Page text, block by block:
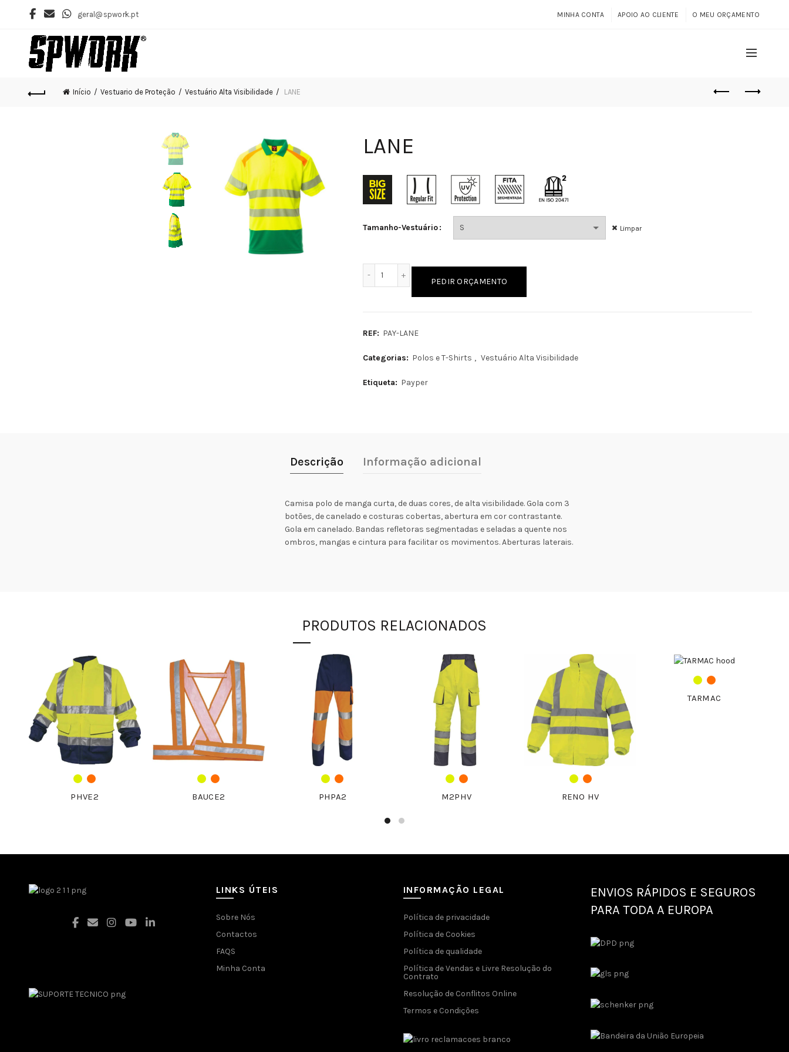
geral@spwork.pt MINHA CONTA APOIO AO CLIENTE O MEU ORÇAMENTO
Início Vestuario de Proteção Vestuário Alta Visibilidade LANE
LANE
Tamanho-Vestuário Limpar
Quantidade de LANE
PEDIR ORÇAMENTO
REF: PAY-LANE
Categorias: Polos e T-Shirts , Vestuário Alta Visibilidade
Etiqueta: Payper
Descrição Informação adicional
Camisa polo de manga curta, de duas cores, de alta visibilidade. Gola com 3
botões, de canelado e costuras cobertas, abertura em cor contrastante.
Gola em canelado. Bandas refletoras segmentadas e seladas a quente nos
ombros, mangas e cintura para facilitar os movimentos. Aberturas laterais.
PRODUTOS RELACIONADOS
PHVE2 BAUCE2 PHPA2 M2PHV RENO HV
TARMAC
LINKS ÚTEIS
Sobre Nós
Contactos
FAQS
Minha Conta
INFORMAÇÃO LEGAL
Política de privacidade
Política de Cookies
Política de qualidade
Política de Vendas e Livre Resolução do
Contrato
Resolução de Conflitos Online
Termos e Condições
ENVIOS RÁPIDOS E SEGUROS
PARA TODA A EUROPA